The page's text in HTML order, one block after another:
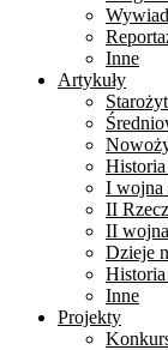
Inne
Artykuły
I wojna
II
II
Dzieje
Inne
Projekty